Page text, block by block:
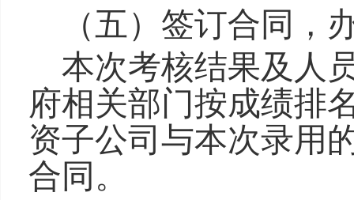
（五）签订合同，
本次考核结果及人
府相关部门按成绩排
资子公司与本次录用
合同。